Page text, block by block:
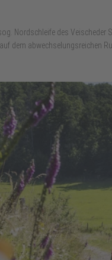
Nordschleife des
dem abwechselungsreichen